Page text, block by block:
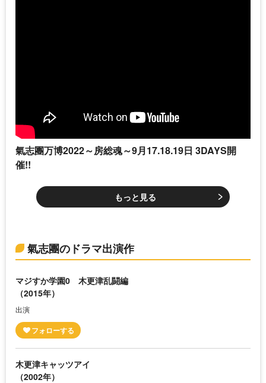
氣志團万博2022～房総魂～9月17.18.19日 3DAYS開
催!!
もっと見る
氣志團のドラマ出演作
マジすか学園0 木更津乱闘編
（2015年）
出演
木更津キャッツアイ
（2002年）